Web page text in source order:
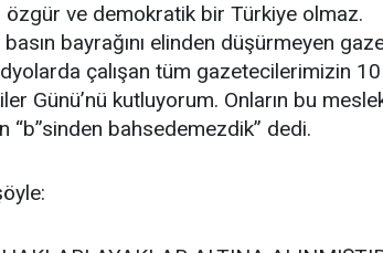
özgür ve demokratik bir Türkiye olmaz.
bayrağını elinden düşürmeyen
çalışan tüm gazetecilerimizin 10
Günü’nü kutluyorum. Onların bu
“b”sinden bahsedemezdik” dedi.